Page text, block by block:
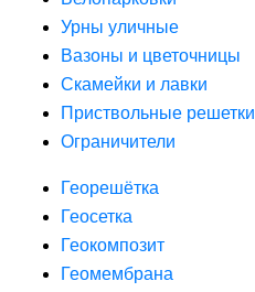
Урны уличные
Вазоны и цветочницы
Скамейки и лавки
Приствольные решетки
Ограничители
Георешётка
Геосетка
Геокомпозит
Геомембрана